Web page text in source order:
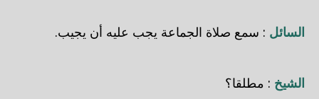
السائل : سمع صلاة الجماعة يجب عليه أن يجيب.
الشيخ : مطلقا؟